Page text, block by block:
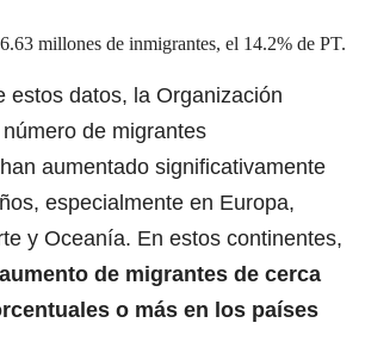
millones de inmigrantes, el 14.2% de PT.
estos datos, la Organización
de migrantes
aumentado significativamente
especialmente en Europa,
y Oceanía. En estos continentes,
de migrantes de cerca
o más en los países